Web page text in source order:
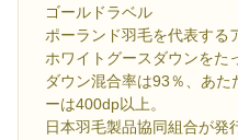
ゴールドラベル
ポーランド羽毛を代表する
ホワイトグースダウンをた
ダウン混合率は93％、あ
ーは400dp以上。
日本羽毛製品協同組合が発